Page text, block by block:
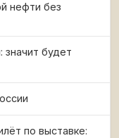
нефти без
значит будет
по выставке: